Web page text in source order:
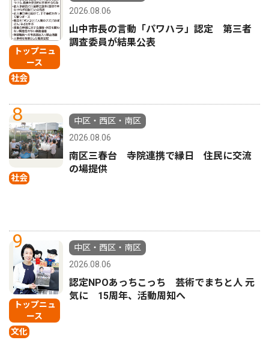
トップニュ
ース
社会
2026.08.06
山中市長の言動「パワハラ」認定 第三者
調査委員が結果公表
8
社会
中区・西区・南区
2026.08.06
南区三春台 寺院連携で縁日 住民に交流
の場提供
9
トップニュ
ース
文化
中区・西区・南区
2026.08.06
認定NPOあっちこっち 芸術でまちと人 元
気に 15周年、活動周知へ